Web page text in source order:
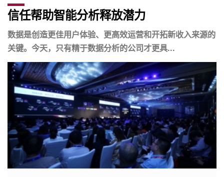
信任帮助智能分析释放潜力
数据是创造更佳用户体验、更高效运营和开拓新收入来源的
关键。今天，只有精于数据分析的公司才更具...